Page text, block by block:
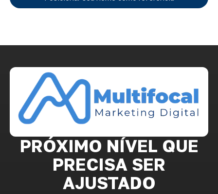
PRÓXIMO NÍVEL QUE
PRECISA SER
AJUSTADO